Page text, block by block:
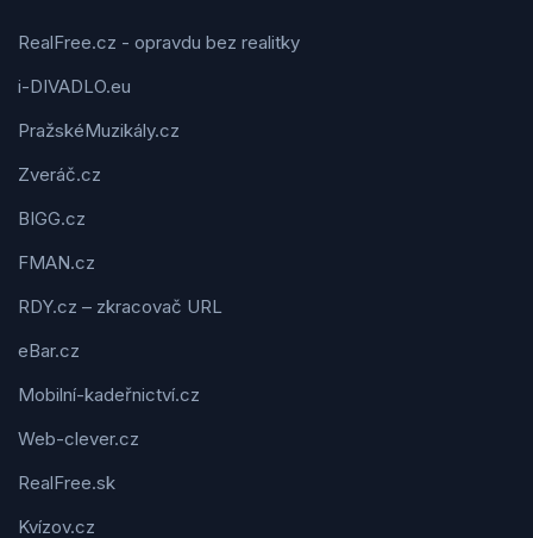
RealFree.cz - opravdu bez realitky
i-DIVADLO.eu
PražskéMuzikály.cz
Zveráč.cz
BIGG.cz
FMAN.cz
RDY.cz – zkracovač URL
eBar.cz
Mobilní-kadeřnictví.cz
Web-clever.cz
RealFree.sk
Kvízov.cz